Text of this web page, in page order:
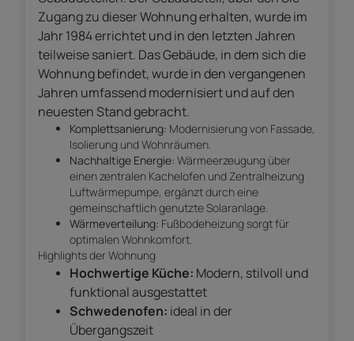
Zugang zu dieser Wohnung erhalten, wurde im
Jahr 1984 errichtet und in den letzten Jahren
teilweise saniert. Das Gebäude, in dem sich die
Wohnung befindet, wurde in den vergangenen
Jahren umfassend modernisiert und auf den
neuesten Stand gebracht.
Komplettsanierung: Modernisierung von Fassade,
Isolierung und Wohnräumen.
Nachhaltige Energie: Wärmeerzeugung über
einen zentralen Kachelofen und Zentralheizung
Luftwärmepumpe, ergänzt durch eine
gemeinschaftlich genutzte Solaranlage.
Wärmeverteilung: Fußbodeheizung sorgt für
optimalen Wohnkomfort.
Highlights der Wohnung
Hochwertige Küche: Modern, stilvoll und
funktional ausgestattet
Schwedenofen: ideal in der
Übergangszeit